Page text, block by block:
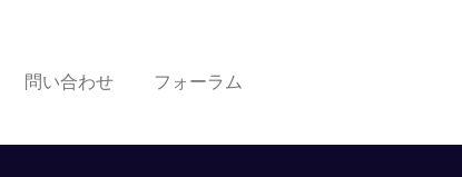
問い合わせ フォーラム